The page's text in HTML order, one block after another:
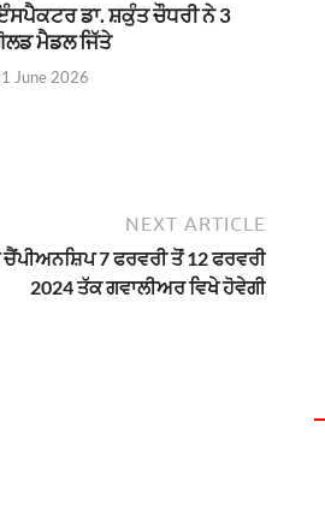
ਡਾ. ਸ਼ਕੁੰਤ ਚੌਧਰੀ ਨੇ 3
ਮੈਡਲ ਜਿੱਤੇ
June 2026
NEXT ARTICLE
7 ਫਰਵਰੀ ਤੋਂ 12 ਫਰਵਰੀ
2024 ਤੱਕ ਗਵਾਲੀਅਰ ਵਿਖੇ ਹੋਵੇਗੀ